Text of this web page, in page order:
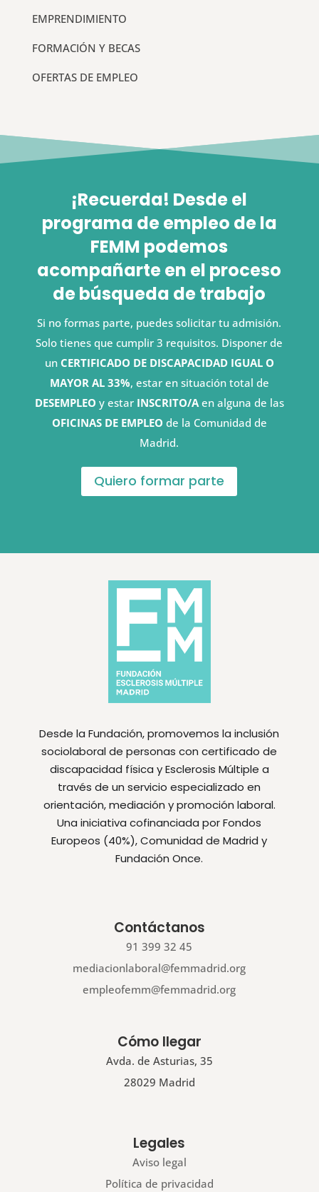
EMPRENDIMIENTO
FORMACIÓN Y BECAS
OFERTAS DE EMPLEO
¡Recuerda! Desde el
programa de empleo de la
FEMM podemos
acompañarte en el proceso
de búsqueda de trabajo
Si no formas parte, puedes solicitar tu admisión.
Solo tienes que cumplir 3 requisitos. Disponer de
un CERTIFICADO DE DISCAPACIDAD IGUAL O
MAYOR AL 33%, estar en situación total de
DESEMPLEO y estar INSCRITO/Aen alguna de las
OFICINAS DE EMPLEO de la Comunidad de
Madrid.
Quiero formar parte
Desde la Fundación, promovemos la inclusión
sociolaboral de personas con certificado de
discapacidad física y Esclerosis Múltiple a
través de un servicio especializado en
orientación, mediación y promoción laboral.
Una iniciativa cofinanciada por Fondos
Europeos (40%), Comunidad de Madrid y
Fundación Once.
Contáctanos
91 399 32 45
mediacionlaboral@femmadrid.org
empleofemm@femmadrid.org
Cómo llegar
Avda. de Asturias, 35
28029 Madrid
Legales
Aviso legal
Política de privacidad